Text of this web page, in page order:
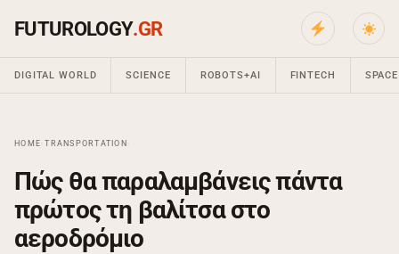
FUTUROLOGY.GR
DIGITAL WORLD SCIENCE ROBOTS+AI FINTECH SPACE
HOME ›TRANSPORTATION
Πώς θα παραλαμβάνεις πάντα
πρώτος τη βαλίτσα στο
αεροδρόμιο